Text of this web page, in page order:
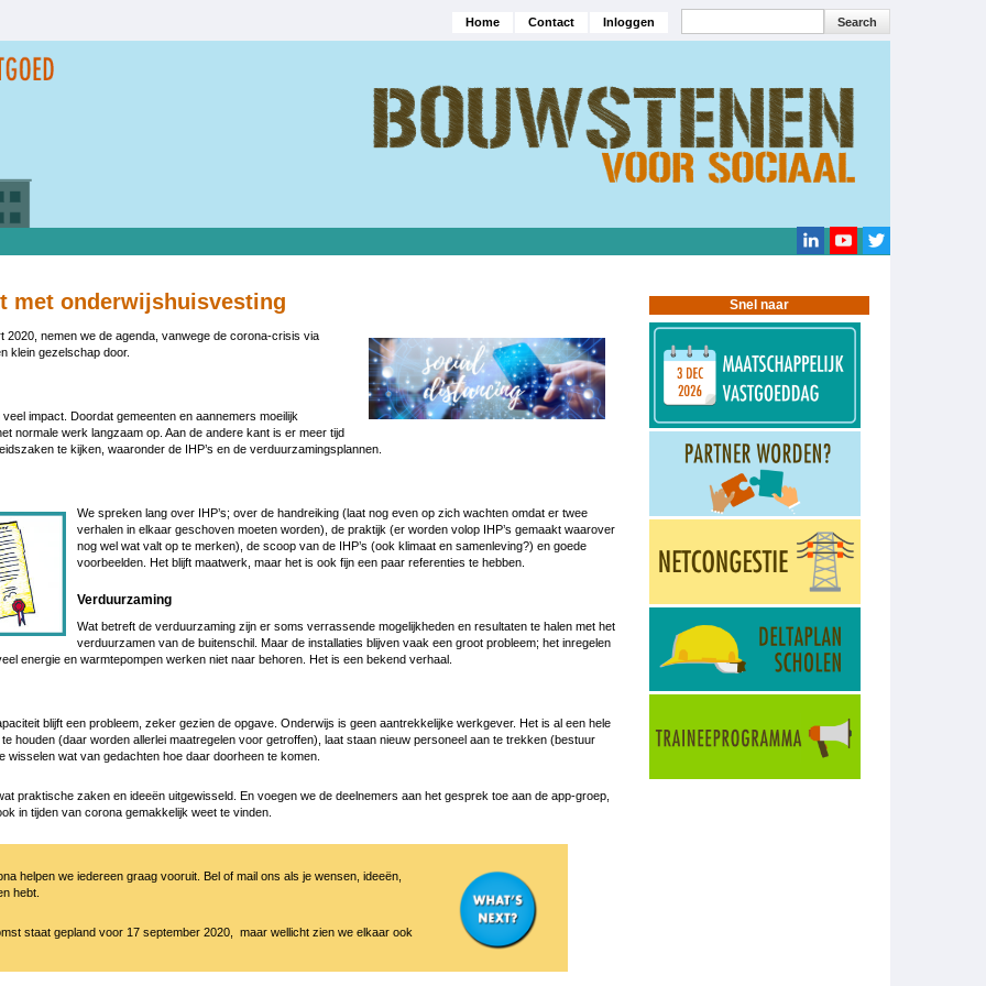
Search
Hoofdnavigatie
Home Contact Inloggen
met onderwijshuisvesting
2020, nemen we de agenda, vanwege de corona-crisis via
klein gezelschap door.
impact. Doordat gemeenten en aannemers moeilijk
normale werk langzaam op. Aan de andere kant is er meer tijd
te kijken, waaronder de IHP’s en de verduurzamingsplannen.
We spreken lang over IHP’s; over de handreiking (laat nog even op zich wachten omdat er twee
verhalen in elkaar geschoven moeten worden), de praktijk (er worden volop IHP’s gemaakt waarover
nog wel wat valt op te merken), de scoop van de IHP’s (ook klimaat en samenleving?) en goede
voorbeelden. Het blijft maatwerk, maar het is ook fijn een paar referenties te hebben.
Verduurzaming
Wat betreft de verduurzaming zijn er soms verrassende mogelijkheden en resultaten te halen met het
verduurzamen van de buitenschil. Maar de installaties blijven vaak een groot probleem; het inregelen
energie en warmtepompen werken niet naar behoren. Het is een bekend verhaal.
blijft een probleem, zeker gezien de opgave. Onderwijs is geen aantrekkelijke werkgever. Het is al een hele
houden (daar worden allerlei maatregelen voor getroffen), laat staan nieuw personeel aan te trekken (bestuur
wisselen wat van gedachten hoe daar doorheen te komen.
praktische zaken en ideeën uitgewisseld. En voegen we de deelnemers aan het gesprek toe aan de app-groep,
in tijden van corona gemakkelijk weet te vinden.
helpen we iedereen graag vooruit. Bel of mail ons als je wensen, ideeën,
hebt.
staat gepland voor 17 september 2020, maar wellicht zien we elkaar ook
Snel naar